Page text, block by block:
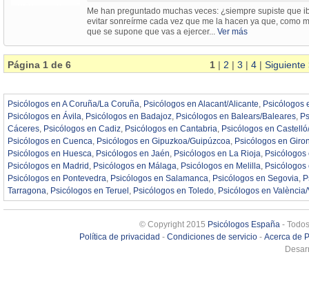
Me han preguntado muchas veces: ¿siempre supiste que
evitar sonreírme cada vez que me la hacen ya que, como
que se supone que vas a ejercer... Ver más
Página 1 de 6 1| 2 | 3 | 4| Siguiente
Psicólogos en A Coruña/La Coruña Psicólogos en Alacant/Alicante
Psicólogos
Psicólogos en Ávila
Psicólogos en Badajoz Psicólogos en Balears/Baleares
Cáceres
Psicólogos en Cadiz Psicólogos en Cantabria
Psicólogos en
Psicólogos en Cuenca
Psicólogos en Gipuzkoa/Guipúzcoa
Psicólogos en
Psicólogos en Huesca
Psicólogos en Jaén Psicólogos en La Rioja
Psicólogos
Psicólogos en Madrid
Psicólogos en Málaga Psicólogos en Melilla
Psicólogos
Psicólogos en Pontevedra
Psicólogos en Salamanca Psicólogos en Segovia
Tarragona
Psicólogos en Teruel Psicólogos en Toledo Psicólogos en
© Copyright 2015 Psicólogos España -
Política de privacidad - Condiciones de servicio- Acerca de